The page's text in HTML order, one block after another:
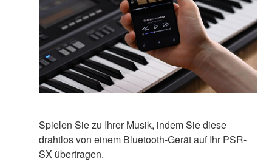
Spielen Sie zu Ihrer Musik, indem Sie diese
drahtlos von einem Bluetooth-Gerät auf Ihr PSR-
SX übertragen.